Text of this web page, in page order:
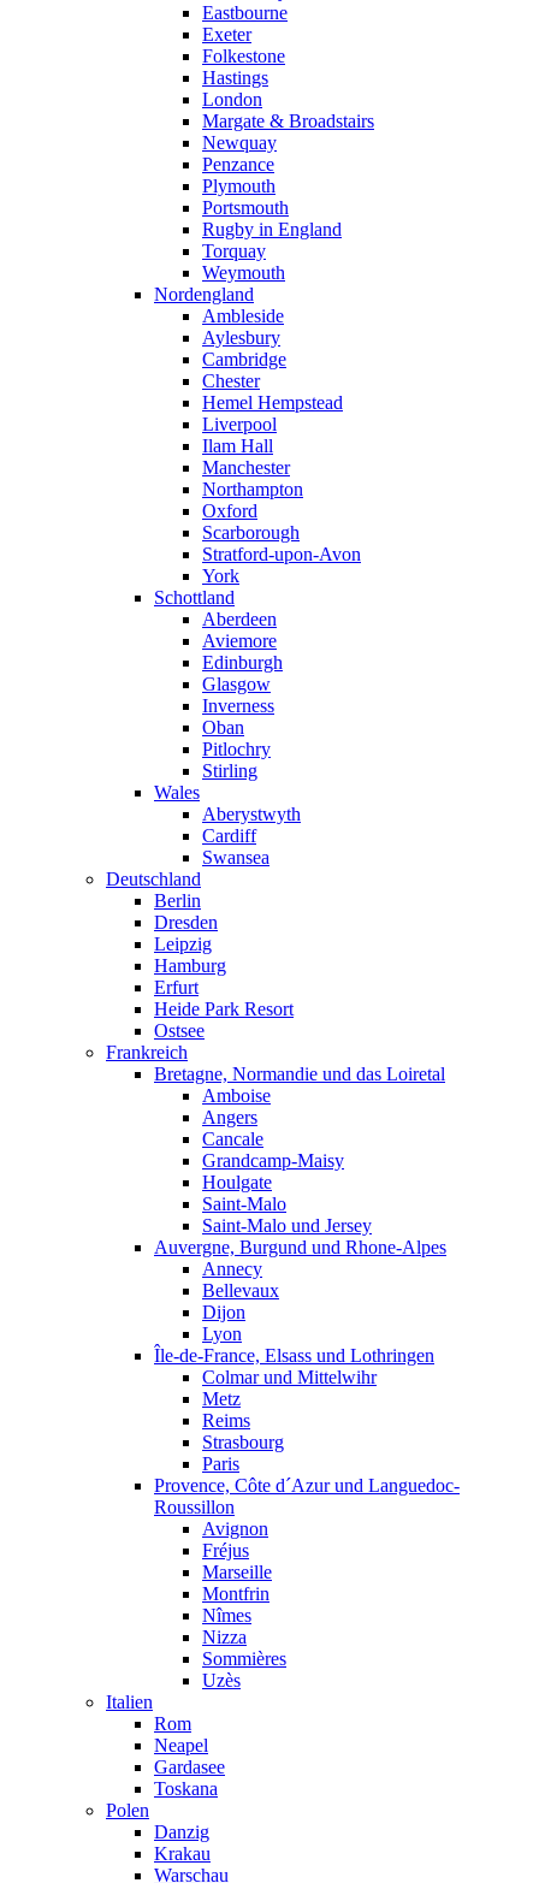
Eastbourne
Exeter
Folkestone
Hastings
London
Margate & Broadstairs
Newquay
Penzance
Plymouth
Portsmouth
Rugby in England
Torquay
Weymouth
Nordengland
Ambleside
Aylesbury
Cambridge
Chester
Hemel Hempstead
Liverpool
Ilam Hall
Manchester
Northampton
Oxford
Scarborough
Stratford-upon-Avon
York
Schottland
Aberdeen
Aviemore
Edinburgh
Glasgow
Inverness
Oban
Pitlochry
Stirling
Wales
Aberystwyth
Cardiff
Swansea
Deutschland
Berlin
Dresden
Leipzig
Hamburg
Erfurt
Heide Park Resort
Ostsee
Frankreich
Bretagne, Normandie und das Loiretal
Amboise
Angers
Cancale
Grandcamp-Maisy
Houlgate
Saint-Malo
Saint-Malo und Jersey
Auvergne, Burgund und Rhone-Alpes
Annecy
Bellevaux
Dijon
Lyon
Île-de-France, Elsass und Lothringen
Colmar und Mittelwihr
Metz
Reims
Strasbourg
Paris
Provence, Côte d´Azur und Languedoc-
Roussillon
Avignon
Fréjus
Marseille
Montfrin
Nîmes
Nizza
Sommières
Uzès
Italien
Rom
Neapel
Gardasee
Toskana
Polen
Danzig
Krakau
Warschau